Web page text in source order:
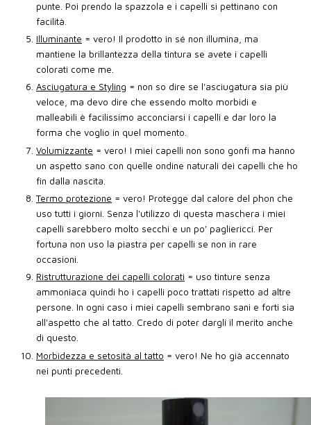
punte. Poi prendo la spazzola e i capelli si pettinano con
facilità.
Illuminante = vero! Il prodotto in sé non illumina, ma
mantiene la brillantezza della tintura se avete i capelli
colorati come me.
Asciugatura e Styling = non so dire se l'asciugatura sia più
veloce, ma devo dire che essendo molto morbidi e
malleabili è facilissimo acconciarsi i capelli e dar loro la
forma che voglio in quel momento.
Volumizzante = vero! I miei capelli non sono gonfi ma hanno
un aspetto sano con quelle ondine naturali dei capelli che ho
fin dalla nascita.
Termo protezione = vero! Protegge dal calore del phon che
uso tutti i giorni. Senza l'utilizzo di questa maschera i miei
capelli sarebbero molto secchi e un po' pagliericci. Per
fortuna non uso la piastra per capelli se non in rare
occasioni.
Ristrutturazione dei capelli colorati = uso tinture senza
ammoniaca quindi ho i capelli poco trattati rispetto ad altre
persone. In ogni caso i miei capelli sembrano sani e forti sia
all'aspetto che al tatto. Credo di poter dargli il merito anche
di questo.
Morbidezza e setosità al tatto = vero! Ne ho già accennato
nei punti precedenti.